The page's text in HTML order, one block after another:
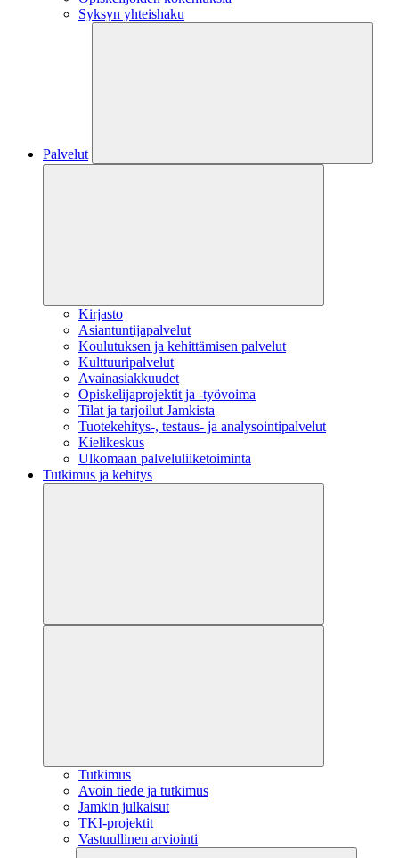
Syksyn yhteishaku
Palvelut
Kirjasto
Asiantuntijapalvelut
Koulutuksen ja kehittämisen palvelut
Kulttuuripalvelut
Avainasiakkuudet
Opiskelijaprojektit​ ja -työvoima
Tilat ja tarjoilut Jamkista
Tuotekehitys-, testaus- ja analysointipalvelut
Kielikeskus
Ulkomaan palveluliiketoiminta
Tutkimus ja kehitys
Tutkimus
Avoin tiede ja tutkimus
Jamkin julkaisut
TKI-projektit
Vastuullinen arviointi